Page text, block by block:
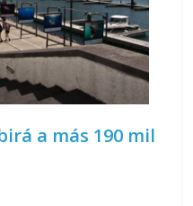
a más 190 mil